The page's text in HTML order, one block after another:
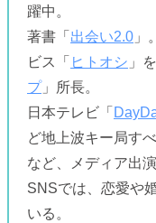
躍中。
著書「 出会い2.0 」
ビス「 ヒトオシ 」
プ」所長。
日本テレビ「
ど地上波キー局す
など、メディア出
SNSでは、恋愛や
いる。